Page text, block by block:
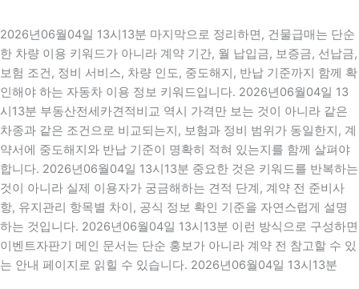
2026년06월04일 13시13분 마지막으로 정리하면, 건물급매는 단순
한 차량 이용 키워드가 아니라 계약 기간, 월 납입금, 보증금, 선납금,
보험 조건, 정비 서비스, 차량 인도, 중도해지, 반납 기준까지 함께 확
인해야 하는 자동차 이용 정보 키워드입니다. 2026년06월04일 13
시13분 부동산전세카견적비교 역시 가격만 보는 것이 아니라 같은
차종과 같은 조건으로 비교되는지, 보험과 정비 범위가 동일한지, 계
약서에 중도해지와 반납 기준이 명확히 적혀 있는지를 함께 살펴야
합니다. 2026년06월04일 13시13분 중요한 것은 키워드를 반복하는
것이 아니라 실제 이용자가 궁금해하는 견적 단계, 계약 전 준비사
항, 유지관리 항목별 차이, 공식 정보 확인 기준을 자연스럽게 설명
하는 것입니다. 2026년06월04일 13시13분 이런 방식으로 구성하면
이벤트자판기 메인 문서는 단순 홍보가 아니라 계약 전 참고할 수 있
는 안내 페이지로 읽힐 수 있습니다. 2026년06월04일 13시13분